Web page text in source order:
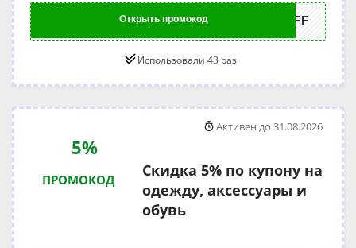
Открыть промокод 0OFF
Использовали 43 раз
5%
ПРОМОКОД
Скидка 5% по купону на
одежду, аксессуары и
обувь
Активен до 31.08.2026